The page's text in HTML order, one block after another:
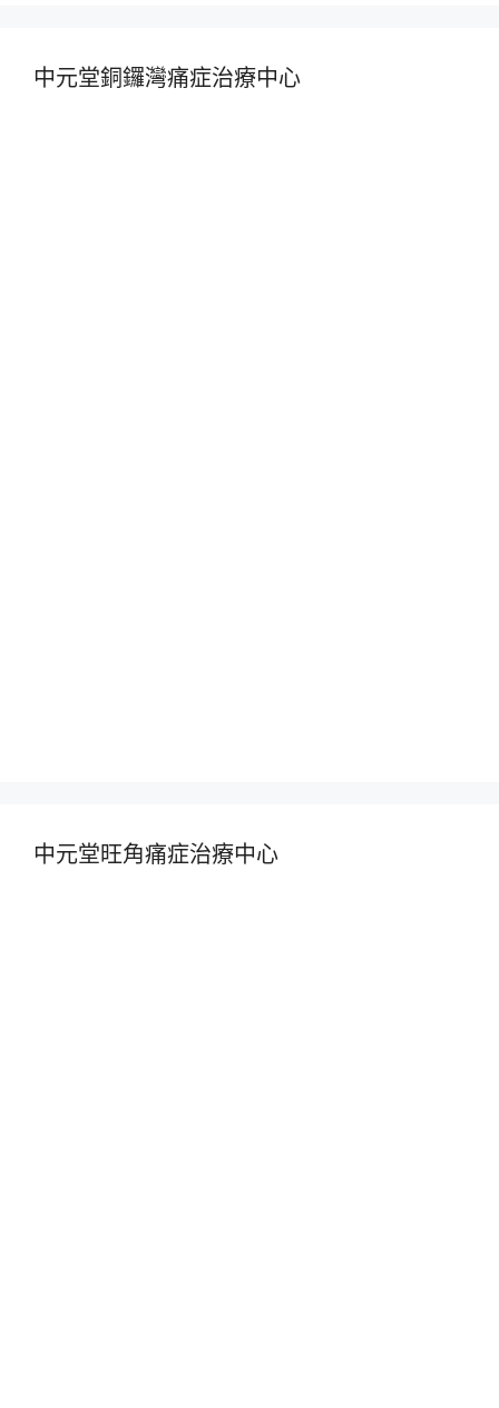
中元堂銅鑼灣痛症治療中心
中元堂旺角痛症治療中心